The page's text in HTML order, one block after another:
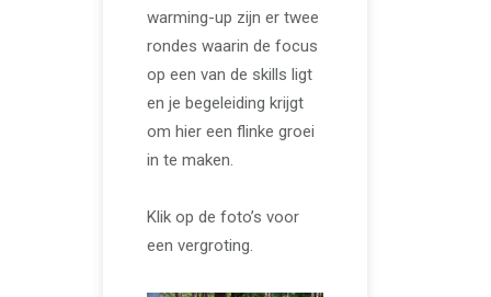
warming-up zijn er twee
rondes waarin de focus
op een van de skills ligt
en je begeleiding krijgt
om hier een flinke groei
in te maken.
Klik op de foto’s voor
een vergroting.